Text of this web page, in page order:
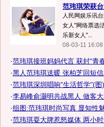
范玮琪荣获
人民网娱乐讯
女人"网络票选
乐新女人"...
08-03-11 16:08
·范玮琪接班妈妈代言 获封"青
·黑人范玮琪送暖 张柏芝回短
·范玮琪深圳唱响"生活哲学"(图)
·李易峰俞灏明共战黑人 做客
·组图:范玮琪时尚写真 显知性
·范玮琪耍大牌惹怒媒体 两小